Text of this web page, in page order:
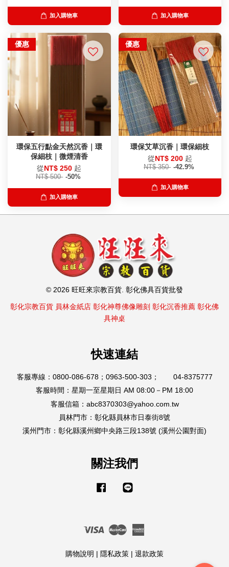
加入購物車 加入購物車
優惠
環保五行點金天然沉香｜環
保細枝｜微煙清香
從NT$ 250 起
NT$ 500 -50%
加入購物車
優惠
環保艾草沉香｜環保細枝
從NT$ 200 起
NT$ 350 -42.9%
加入購物車
© 2026 旺旺來宗教百貨. 彰化佛具百貨批發
彰化宗教百貨 員林金紙店 彰化神尊佛像雕刻 彰化沉香推薦 彰化佛
具神桌
快速連結
客服專線：0800-086-678；0963-500-303； 04-8375777
客服時間：星期一至星期日 AM 08:00－PM 18:00
客服信箱：abc8370303@yahoo.com.tw
員林門市：彰化縣員林市日泰街8號
溪州門市：彰化縣溪州鄉中央路三段138號 (溪州公園對面)
關注我們
Facebook
Visa Master
購物說明
隱私政策 退款政策